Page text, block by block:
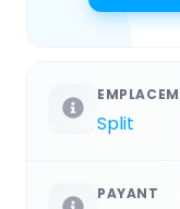
Split
PAYANT